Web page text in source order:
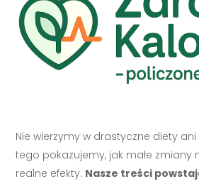
Nie wierzymy w drastyczne diety
tego pokazujemy, jak małe zmiany
realne efekty. Nasze treści